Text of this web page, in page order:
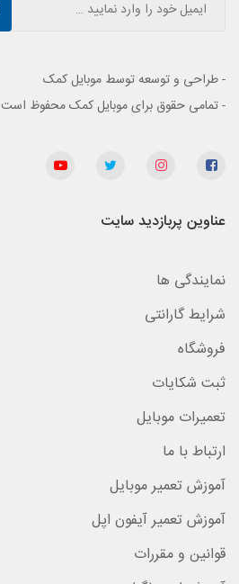
- طراحی و توسعه توسط موبایل کمک
- تمامی حقوق برای موبایل کمک محفوظ است
عناوین پربازدید سایت
نمایندگی ها
شرایط گارانتی
فروشگاه
ثبت شکایات
تعمیرات موبایل
ارتباط با ما
آموزش تعمیر موبایل
آموزش تعمیر آیفون اپل
قوانین و مقررات